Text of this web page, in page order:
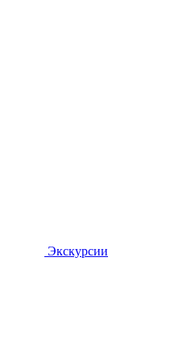
Экскурсии